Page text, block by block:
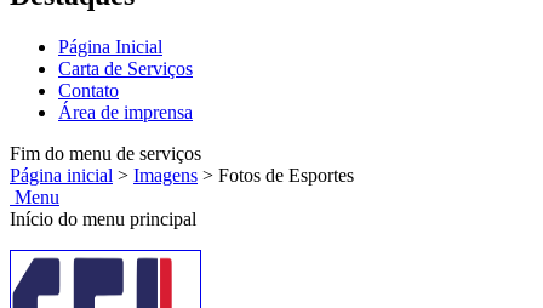
Página Inicial
Carta de Serviços
Contato
Área de imprensa
Fim do menu de serviços
Página inicial > Imagens > Fotos de Esportes
Menu
Início do menu principal